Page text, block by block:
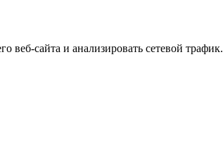
сайта и анализировать сетевой трафик.